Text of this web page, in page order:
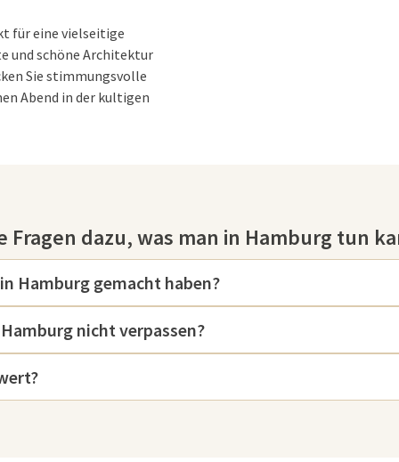
für eine vielseitige
und schöne Architektur
Sie stimmungsvolle
Abend in der kultigen
die die Stadt zu einem
Sehenswürdigkeiten ist die
das nicht nur für sein
über die Stadt und den
Ort für Musikfans, denn sie
der Elbphilharmonie gibt es
der Welt, der zum UNESCO-
Fragen dazu, was man in Hamburg tun
Hamburg gemacht haben?
nicht verpassen?